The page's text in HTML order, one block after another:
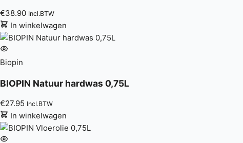
€38.90 Incl.BTW
In winkelwagen
Biopin
BIOPIN Natuur hardwas 0,75L
€27.95 Incl.BTW
In winkelwagen